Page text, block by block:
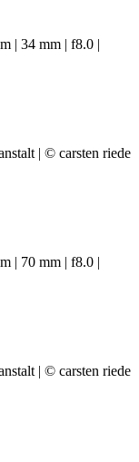
| 34 mm | f8.0 |
| 70 mm | f8.0 |